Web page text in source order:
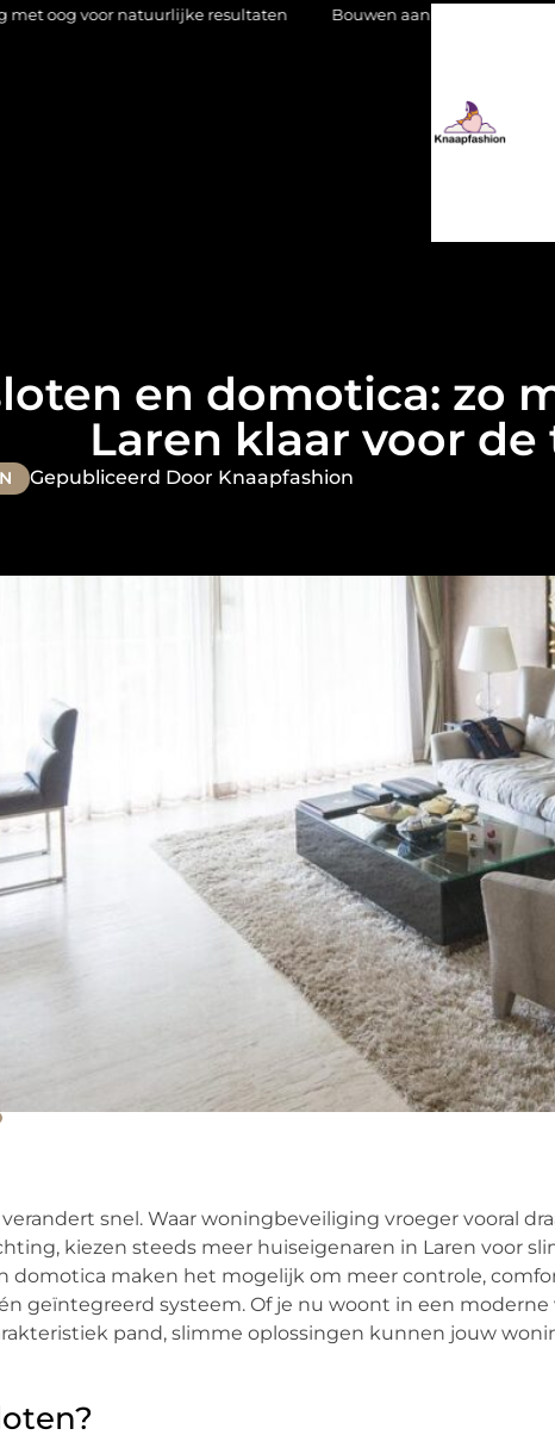
resultaten Bouwen aan een luxueuze garderobe in
en domotica: zo
Laren klaar voor
Gepubliceerd Door Knaapfashion
snel. Waar woningbeveiliging vroeger vooral
kiezen steeds meer huiseigenaren in Laren voor
domotica maken het mogelijk om meer controle,
geïntegreerd systeem. Of je nu woont in een moderne
pand, slimme oplossingen kunnen jouw